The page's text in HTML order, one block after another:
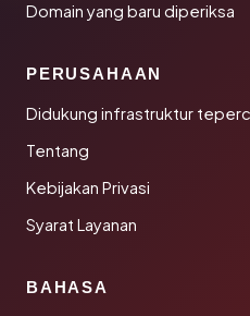
Domain yang baru diperiksa
PERUSAHAAN
Didukung infrastruktur
Tentang
Kebijakan Privasi
Syarat Layanan
BAHASA